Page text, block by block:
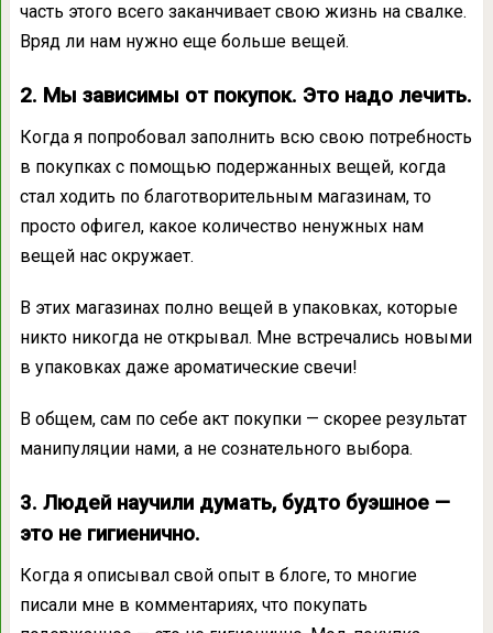
часть этого всего заканчивает свою жизнь на свалке.
Вряд ли нам нужно еще больше вещей.
2. Мы зависимы от покупок. Это надо лечить.
Когда я попробовал заполнить всю свою потребность
в покупках с помощью подержанных вещей, когда
стал ходить по благотворительным магазинам, то
просто офигел, какое количество ненужных нам
вещей нас окружает.
В этих магазинах полно вещей в упаковках, которые
никто никогда не открывал. Мне встречались новыми
в упаковках даже ароматические свечи!
В общем, сам по себе акт покупки — скорее результат
манипуляции нами, а не сознательного выбора.
3. Людей научили думать, будто буэшное —
это не гигиенично.
Когда я описывал свой опыт в блоге, то многие
писали мне в комментариях, что покупать